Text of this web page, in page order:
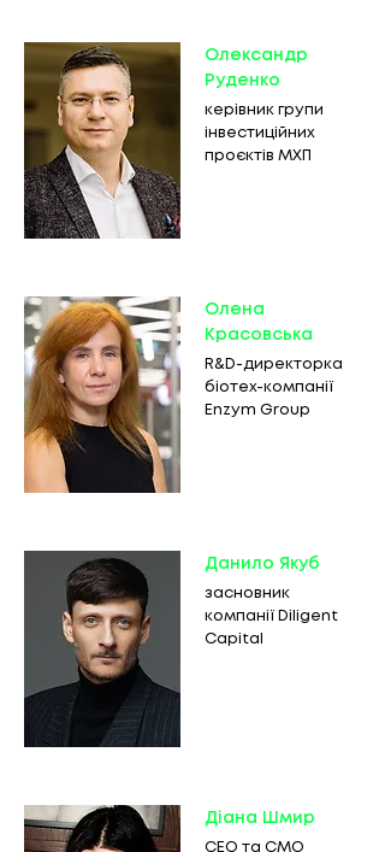
Олександр
Руденко
керівник групи
інвестиційних
проєктів МХП
Олена
Красовська
R&D-директорка
біотех-компанії
Enzym Group
Данило Якуб
засновник
компанії Diligent
Capital
Діана Шмир
CEO та CMO